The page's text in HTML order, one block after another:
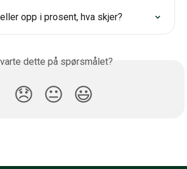
opp i prosent, hva skjer?
dette på spørsmålet?
😞 😐 😃